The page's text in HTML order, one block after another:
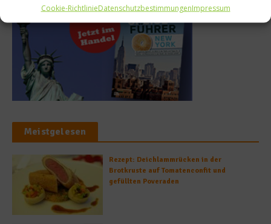
Cookie-RichtlinieDatenschutzbestimmungenImpressum
Meistgelesen
Rezept: Deichlammrücken in der
Brotkruste auf Tomatenconfit und
gefüllten Poveraden